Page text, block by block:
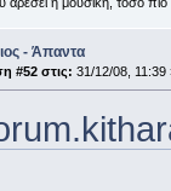
- Άπαντα
#52 στις: 31/12/08, 11:39